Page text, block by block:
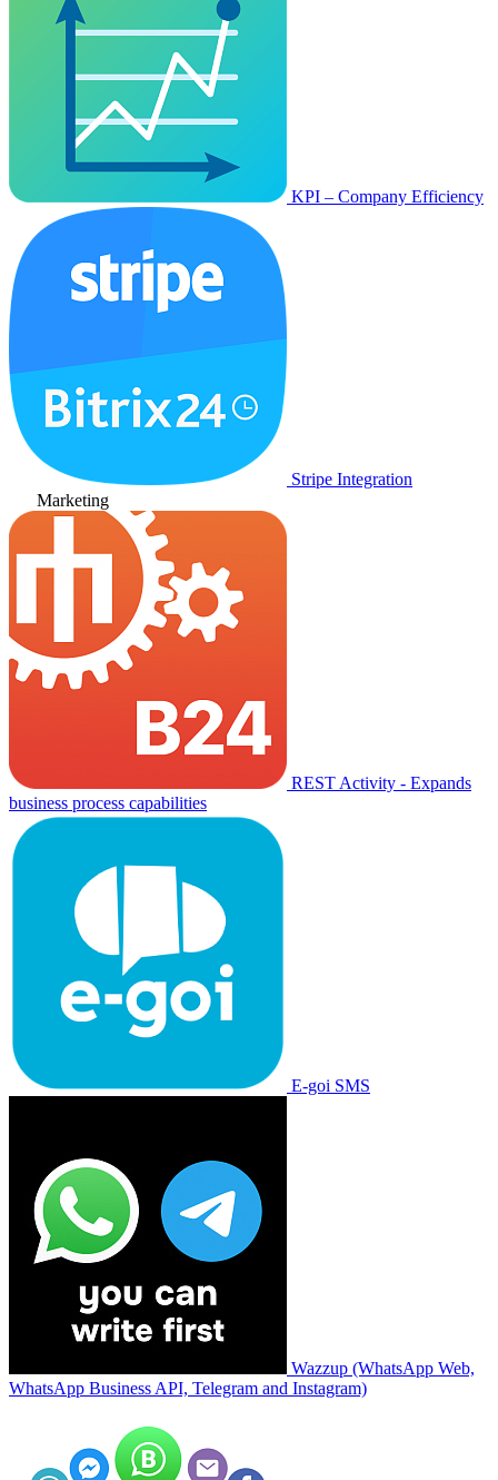
KPI – Company Efficiency
Stripe Integration
Marketing
REST Activity - Expands
business process capabilities
E-goi SMS
Wazzup (WhatsApp Web,
WhatsApp Business API, Telegram and Instagram)